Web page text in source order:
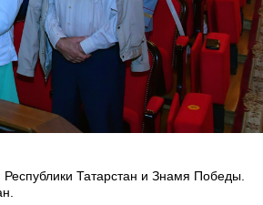
Татарстан и Знамя Победы.